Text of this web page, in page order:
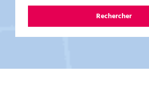
Rechercher